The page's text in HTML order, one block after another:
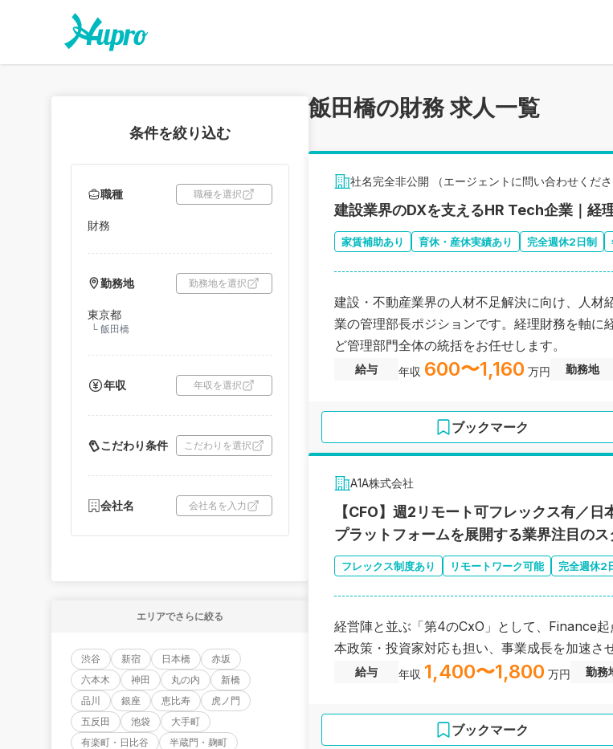
条件を絞り込む
職種 職種を選択
財務
勤務地 勤務地を選択
東京都
└ 飯田橋
年収 年収を選択
こだわり条件 こだわりを選択
会社名 会社名を入力
エリアでさらに絞る
渋谷 新宿 日本橋
赤坂
六本木
神田 丸の内
新橋
品川
銀座 恵比寿
虎ノ門
五反田
池袋
大手町
有楽町・日比谷
半蔵門・麹町
飯田橋の財務 求人一覧
社名完全非公開 （エージェントに問い合わせくださ
建設業界のDXを支えるHR Tech企業｜経
家賃補助あり 育休・産休実績あり 完全週休2日制
建設・不動産業界の人材不足解決に向け、人材
業の管理部長ポジションです。経理財務を軸に
ど管理部門全体の統括をお任せします。
給与 年収 600〜1,160 万円 勤務地
ブックマーク
A1A株式会社
【CFO】週2リモート可フレックス有／
プラットフォームを展開する業界注目のス
フレックス制度あり リモートワーク可能 完全週休2
経営陣と並ぶ「第4のCxO」として、Finance
本政策・投資家対応も担い、事業成長を加速さ
給与 年収 1,400〜1,800 万円 勤務
ブックマーク